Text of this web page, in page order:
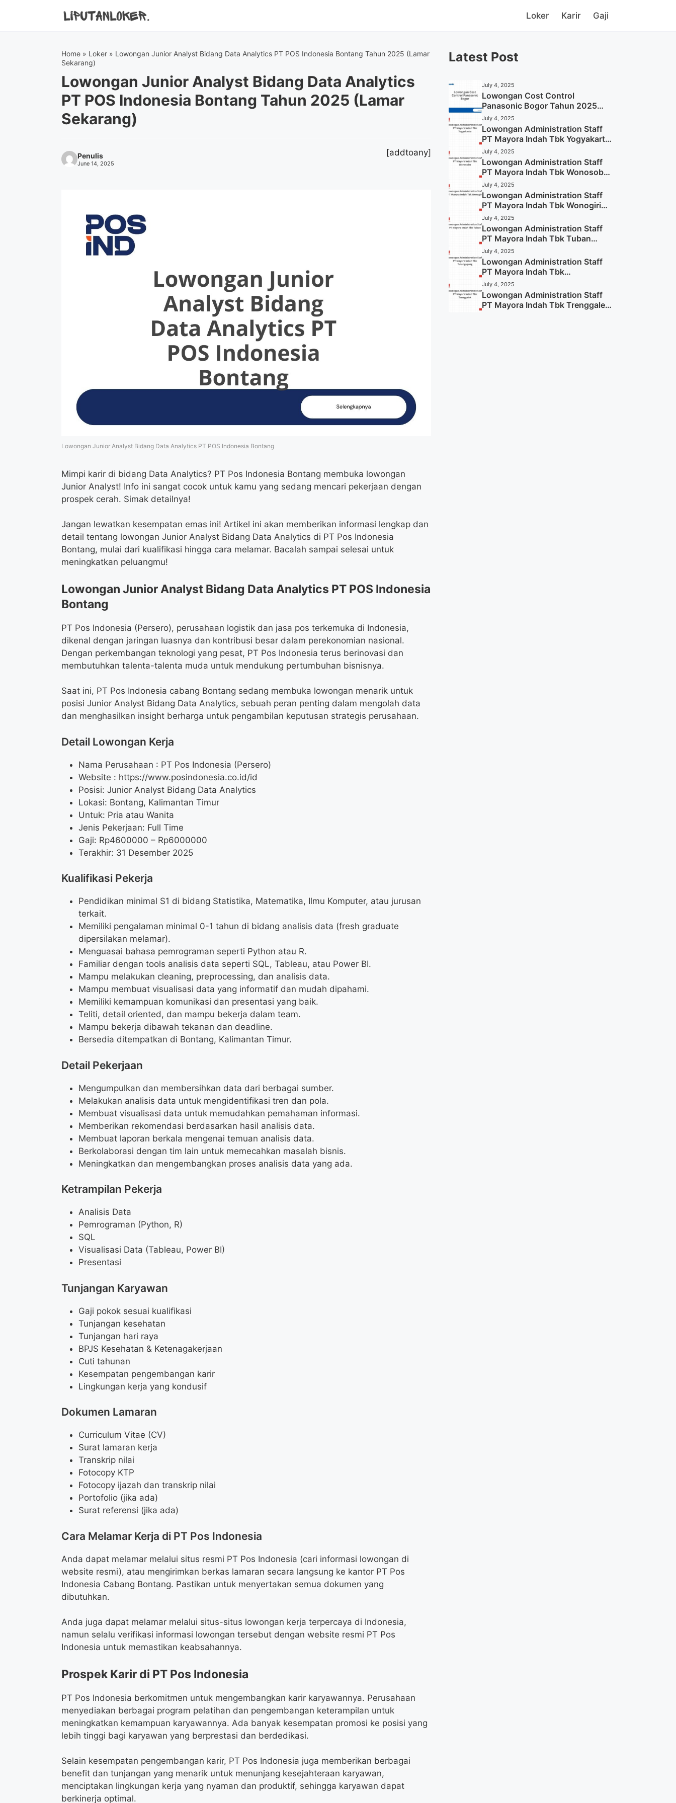
Loker Karir Gaji
Home » Loker » Lowongan Junior Analyst Bidang Data Analytics PT POS Indonesia Bontang Tahun 2025 (Lamar
Sekarang)
Lowongan Junior Analyst Bidang Data Analytics
PT POS Indonesia Bontang Tahun 2025 (Lamar
Sekarang)
Penulis
June 14, 2025
[addtoany]
Lowongan Junior Analyst Bidang Data Analytics PT POS Indonesia Bontang
Mimpi karir di bidang Data Analytics? PT Pos Indonesia Bontang membuka lowongan
Junior Analyst! Info ini sangat cocok untuk kamu yang sedang mencari pekerjaan dengan
prospek cerah. Simak detailnya!
Jangan lewatkan kesempatan emas ini! Artikel ini akan memberikan informasi lengkap dan
detail tentang lowongan Junior Analyst Bidang Data Analytics di PT Pos Indonesia
Bontang, mulai dari kualifikasi hingga cara melamar. Bacalah sampai selesai untuk
meningkatkan peluangmu!
Lowongan Junior Analyst Bidang Data Analytics PT POS Indonesia
Bontang
PT Pos Indonesia (Persero), perusahaan logistik dan jasa pos terkemuka di Indonesia,
dikenal dengan jaringan luasnya dan kontribusi besar dalam perekonomian nasional.
Dengan perkembangan teknologi yang pesat, PT Pos Indonesia terus berinovasi dan
membutuhkan talenta-talenta muda untuk mendukung pertumbuhan bisnisnya.
Saat ini, PT Pos Indonesia cabang Bontang sedang membuka lowongan menarik untuk
posisi Junior Analyst Bidang Data Analytics, sebuah peran penting dalam mengolah data
dan menghasilkan insight berharga untuk pengambilan keputusan strategis perusahaan.
Detail Lowongan Kerja
Nama Perusahaan : PT Pos Indonesia (Persero)
Website : https://www.posindonesia.co.id/id
Posisi: Junior Analyst Bidang Data Analytics
Lokasi: Bontang, Kalimantan Timur
Untuk: Pria atau Wanita
Jenis Pekerjaan: Full Time
Gaji: Rp4600000 – Rp6000000
Terakhir: 31 Desember 2025
Kualifikasi Pekerja
Pendidikan minimal S1 di bidang Statistika, Matematika, Ilmu Komputer, atau jurusan
terkait.
Memiliki pengalaman minimal 0-1 tahun di bidang analisis data (fresh graduate
dipersilakan melamar).
Menguasai bahasa pemrograman seperti Python atau R.
Familiar dengan tools analisis data seperti SQL, Tableau, atau Power BI.
Mampu melakukan cleaning, preprocessing, dan analisis data.
Mampu membuat visualisasi data yang informatif dan mudah dipahami.
Memiliki kemampuan komunikasi dan presentasi yang baik.
Teliti, detail oriented, dan mampu bekerja dalam team.
Mampu bekerja dibawah tekanan dan deadline.
Bersedia ditempatkan di Bontang, Kalimantan Timur.
Detail Pekerjaan
Mengumpulkan dan membersihkan data dari berbagai sumber.
Melakukan analisis data untuk mengidentifikasi tren dan pola.
Membuat visualisasi data untuk memudahkan pemahaman informasi.
Memberikan rekomendasi berdasarkan hasil analisis data.
Membuat laporan berkala mengenai temuan analisis data.
Berkolaborasi dengan tim lain untuk memecahkan masalah bisnis.
Meningkatkan dan mengembangkan proses analisis data yang ada.
Ketrampilan Pekerja
Analisis Data
Pemrograman (Python, R)
SQL
Visualisasi Data (Tableau, Power BI)
Presentasi
Tunjangan Karyawan
Gaji pokok sesuai kualifikasi
Tunjangan kesehatan
Tunjangan hari raya
BPJS Kesehatan & Ketenagakerjaan
Cuti tahunan
Kesempatan pengembangan karir
Lingkungan kerja yang kondusif
Dokumen Lamaran
Curriculum Vitae (CV)
Surat lamaran kerja
Transkrip nilai
Fotocopy KTP
Fotocopy ijazah dan transkrip nilai
Portofolio (jika ada)
Surat referensi (jika ada)
Cara Melamar Kerja di PT Pos Indonesia
Anda dapat melamar melalui situs resmi PT Pos Indonesia (cari informasi lowongan di
website resmi), atau mengirimkan berkas lamaran secara langsung ke kantor PT Pos
Indonesia Cabang Bontang. Pastikan untuk menyertakan semua dokumen yang
dibutuhkan.
Anda juga dapat melamar melalui situs-situs lowongan kerja terpercaya di Indonesia,
namun selalu verifikasi informasi lowongan tersebut dengan website resmi PT Pos
Indonesia untuk memastikan keabsahannya.
Prospek Karir di PT Pos Indonesia
PT Pos Indonesia berkomitmen untuk mengembangkan karir karyawannya. Perusahaan
menyediakan berbagai program pelatihan dan pengembangan keterampilan untuk
meningkatkan kemampuan karyawannya. Ada banyak kesempatan promosi ke posisi yang
lebih tinggi bagi karyawan yang berprestasi dan berdedikasi.
Selain kesempatan pengembangan karir, PT Pos Indonesia juga memberikan berbagai
benefit dan tunjangan yang menarik untuk menunjang kesejahteraan karyawan,
menciptakan lingkungan kerja yang nyaman dan produktif, sehingga karyawan dapat
berkinerja optimal.
Latest Post
July 4, 2025
Lowongan Cost Control
Panasonic Bogor Tahun 2025
(Lamar Sekarang)
July 4, 2025
Lowongan Administration Staff
PT Mayora Indah Tbk Yogyakarta
Tahun 2025
July 4, 2025
Lowongan Administration Staff
PT Mayora Indah Tbk Wonosobo
Tahun 2025 (Lamar Sekarang)
July 4, 2025
Lowongan Administration Staff
PT Mayora Indah Tbk Wonogiri
Tahun 2025 (Apply Now)
July 4, 2025
Lowongan Administration Staff
PT Mayora Indah Tbk Tuban
Tahun 2025 (Resmi)
July 4, 2025
Lowongan Administration Staff
PT Mayora Indah Tbk
Tulungagung Tahun 2025 (Lamar
Sekarang)
July 4, 2025
Lowongan Administration Staff
PT Mayora Indah Tbk Trenggalek